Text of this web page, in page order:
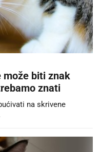
može biti znak
znati
na skrivene